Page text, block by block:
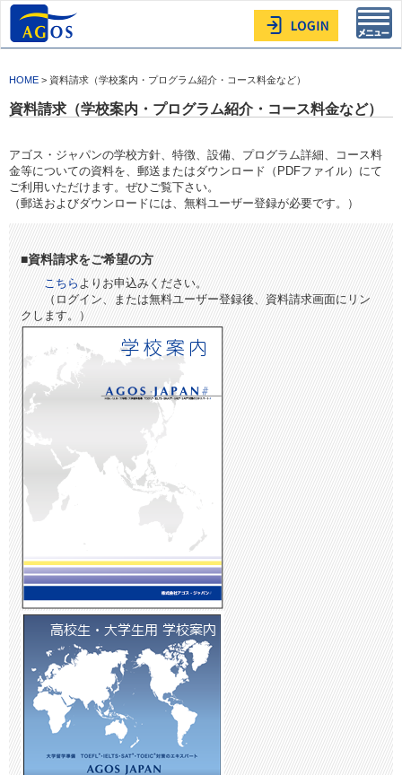
HOME > 資料請求（学校案内・プログラム紹介・コース料金など）
資料請求（学校案内・プログラム紹介・コース料金など）
アゴス・ジャパンの学校方針、特徴、設備、プログラム詳細、コース料
金等についての資料を、郵送またはダウンロード（PDFファイル）にて
ご利用いただけます。ぜひご覧下さい。
（郵送およびダウンロードには、無料ユーザー登録が必要です。）
■資料請求をご希望の方
こちら よりお申込みください。
（ログイン、または無料ユーザー登録後、資料請求画面にリン
クします。）